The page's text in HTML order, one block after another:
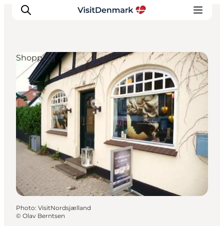
Inspirations
Destinations
Quoi faire
Hébergements
Planifiez votre voyage
Shopping
Photo: VisitNordsjælland
© Olav Berntsen